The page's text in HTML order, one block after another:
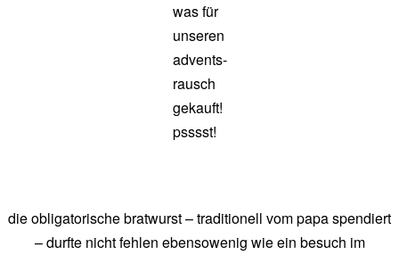
was für
unseren
advents-
rausch
gekauft!
psssst!
die obligatorische bratwurst – traditionell vom papa spendiert
– durfte nicht fehlen ebensowenig wie ein besuch im